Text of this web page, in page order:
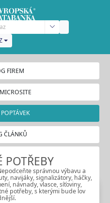
FIREM
ČLÁNKŮ
POTŘEBY
správnou výbavu a
navijáky, signalizátory, háčky,
návnady, vlasce, síťoviny,
potřeby, s kterými bude lov